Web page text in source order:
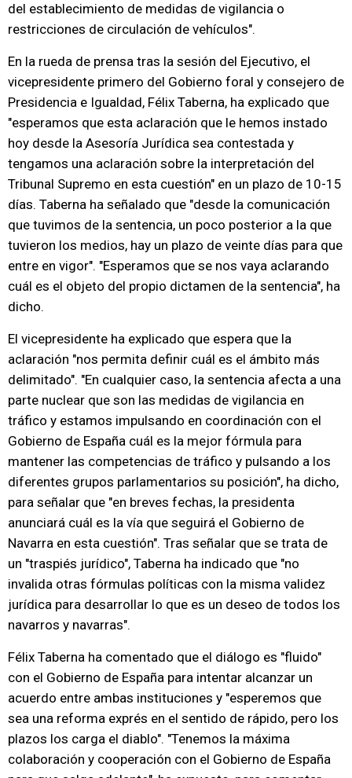
del establecimiento de medidas de vigilancia o
restricciones de circulación de vehículos".
En la rueda de prensa tras la sesión del Ejecutivo, el
vicepresidente primero del Gobierno foral y consejero de
Presidencia e Igualdad, Félix Taberna, ha explicado que
"esperamos que esta aclaración que le hemos instado
hoy desde la Asesoría Jurídica sea contestada y
tengamos una aclaración sobre la interpretación del
Tribunal Supremo en esta cuestión" en un plazo de 10-15
días. Taberna ha señalado que "desde la comunicación
que tuvimos de la sentencia, un poco posterior a la que
tuvieron los medios, hay un plazo de veinte días para que
entre en vigor". "Esperamos que se nos vaya aclarando
cuál es el objeto del propio dictamen de la sentencia", ha
dicho.
El vicepresidente ha explicado que espera que la
aclaración "nos permita definir cuál es el ámbito más
delimitado". "En cualquier caso, la sentencia afecta a una
parte nuclear que son las medidas de vigilancia en
tráfico y estamos impulsando en coordinación con el
Gobierno de España cuál es la mejor fórmula para
mantener las competencias de tráfico y pulsando a los
diferentes grupos parlamentarios su posición", ha dicho,
para señalar que "en breves fechas, la presidenta
anunciará cuál es la vía que seguirá el Gobierno de
Navarra en esta cuestión". Tras señalar que se trata de
un "traspiés jurídico", Taberna ha indicado que "no
invalida otras fórmulas políticas con la misma validez
jurídica para desarrollar lo que es un deseo de todos los
navarros y navarras".
Félix Taberna ha comentado que el diálogo es "fluido"
con el Gobierno de España para intentar alcanzar un
acuerdo entre ambas instituciones y "esperemos que
sea una reforma exprés en el sentido de rápido, pero los
plazos los carga el diablo". "Tenemos la máxima
colaboración y cooperación con el Gobierno de España